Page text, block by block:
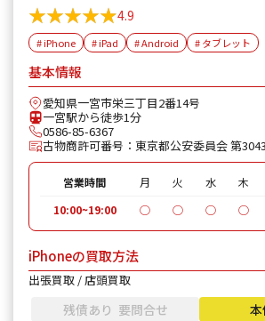
★★★★★
★★★★★4.9
# iPhone # iPad # Android # タブレット
基本情報
愛知県一宮市栄三丁目2番14号
一宮駅から徒歩1分
0586-85-6367
古物商許可番号：東京都公安委員会 第
営業時間 月 火 水 木
10:00~19:00
◯ ◯ ◯ ◯
iPhoneの買取方法
出張買取 / 店頭買取
残債あり 要問合せ